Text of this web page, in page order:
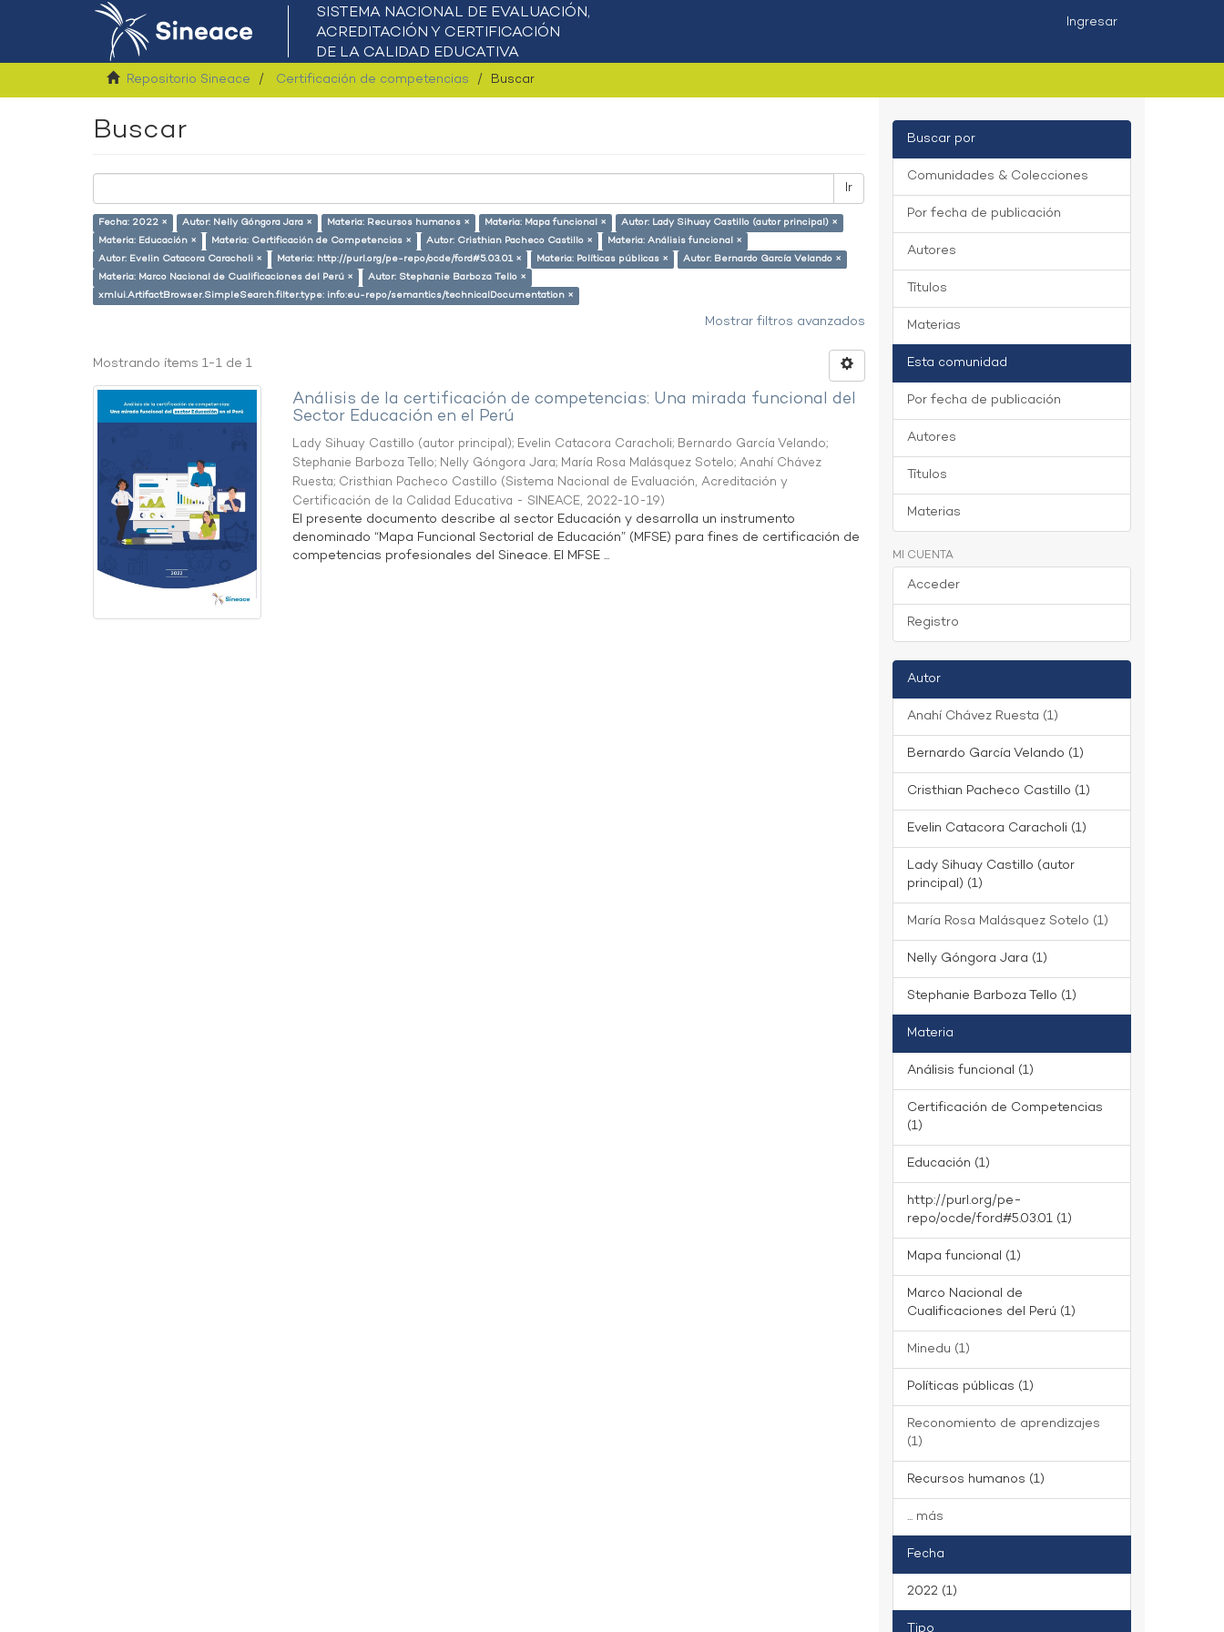
Ingresar
Repositorio Sineace Certificación de competencias Buscar
Buscar
Ir
Fecha: 2022 × Autor: Nelly Góngora Jara × Materia: Recursos humanos × Materia: Mapa funcional ×
Autor: Lady Sihuay Castillo (autor principal) ×
Materia: Educación ×
Materia: Certificación de Competencias × Autor: Cristhian Pacheco Castillo ×
Materia: Análisis funcional ×
Autor: Evelin Catacora Caracholi ×
Materia: http://purl.org/pe-repo/ocde/ford#5.03.01 × Materia: Políticas públicas ×
Autor: Bernardo García Velando ×
Materia: Marco Nacional de Cualificaciones del Perú ×
Autor: Stephanie Barboza Tello ×
xmlui.ArtifactBrowser.SimpleSearch.filter.type: info:eu-repo/semantics/technicalDocumentation ×
Mostrar filtros avanzados
Mostrando ítems 1-1 de 1
Análisis de la certificación de competencias: Una mirada funcional del
Sector Educación en el Perú
Lady Sihuay Castillo (autor principal); Evelin Catacora Caracholi; Bernardo García Velando;
Stephanie Barboza Tello; Nelly Góngora Jara; María Rosa Malásquez Sotelo;Anahí Chávez
Ruesta; Cristhian Pacheco Castillo (Sistema Nacional de Evaluación, Acreditación y
Certificación de la Calidad Educativa - SINEACE, 2022-10-19)
El presente documento describe al sector Educación y desarrolla un instrumento
denominado “Mapa Funcional Sectorial de Educación” (MFSE) para fines de certificación de
competencias profesionales del Sineace. El MFSE ...
Buscar por
Comunidades & Colecciones
Por fecha de publicación
Autores
Títulos
Materias
Esta comunidad
Por fecha de publicación
Autores
Títulos
Materias
MI CUENTA
Acceder
Registro
Autor
Anahí Chávez Ruesta (1)
Bernardo García Velando (1)
Cristhian Pacheco Castillo (1)
Evelin Catacora Caracholi (1)
Lady Sihuay Castillo (autor
principal) (1)
María Rosa Malásquez Sotelo (1)
Nelly Góngora Jara (1)
Stephanie Barboza Tello (1)
Materia
Análisis funcional (1)
Certificación de Competencias
(1)
Educación (1)
http://purl.org/pe-
repo/ocde/ford#5.03.01 (1)
Mapa funcional (1)
Marco Nacional de
Cualificaciones del Perú (1)
Minedu (1)
Políticas públicas (1)
Reconomiento de aprendizajes
(1)
Recursos humanos (1)
... más
Fecha
2022 (1)